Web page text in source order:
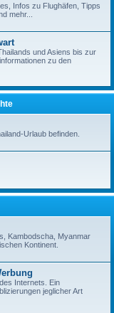
Infos zu Flughäfen, Tipps
mehr...
und Asiens bis zur
zu den
Urlaub befinden.
Kambodscha, Myanmar
Kontinent.
Internets. Ein
jeglicher Art